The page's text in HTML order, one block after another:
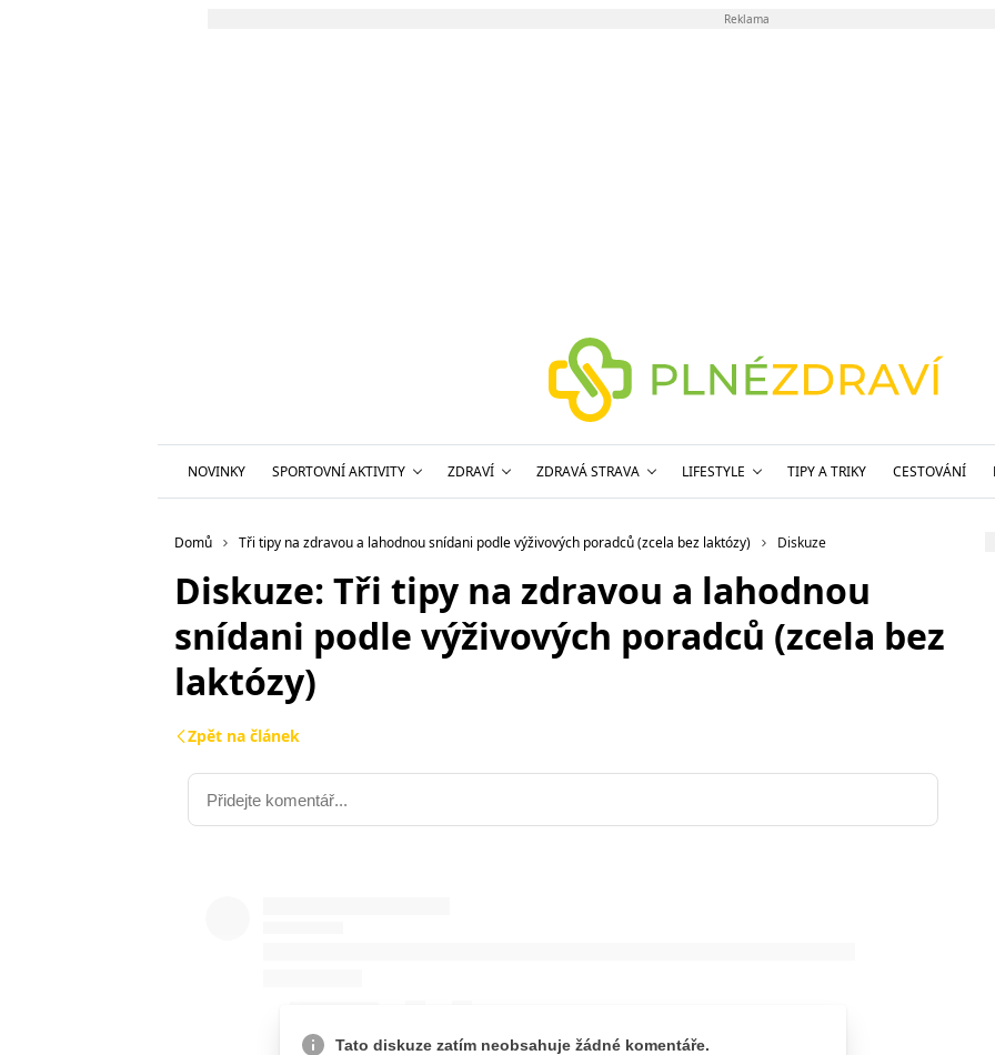
Reklama
NOVINKY SPORTOVNÍ AKTIVITY ZDRAVÍ ZDRAVÁ STRAVA LIFESTYLE TIPY A TRIKY CESTOVÁNÍ
Domů Tři tipy na zdravou a lahodnou snídani podle výživových poradců (zcela bez laktózy) Diskuze
Diskuze: Tři tipy na zdravou a lahodnou
snídani podle výživových poradců (zcela bez
laktózy)
Zpět na článek